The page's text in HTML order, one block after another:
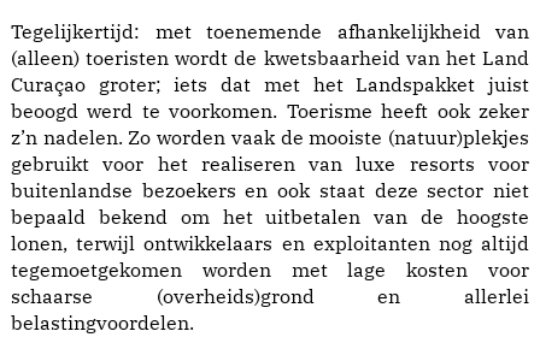
Tegelijkertijd: met toenemende afhankelijkheid van
(alleen) toeristen wordt de kwetsbaarheid van het Land
Curaçao groter; iets dat met het Landspakket juist
beoogd werd te voorkomen. Toerisme heeft ook zeker
z’n nadelen. Zo worden vaak de mooiste (natuur)plekjes
gebruikt voor het realiseren van luxe resorts voor
buitenlandse bezoekers en ook staat deze sector niet
bepaald bekend om het uitbetalen van de hoogste
lonen, terwijl ontwikkelaars en exploitanten nog altijd
tegemoetgekomen worden met lage kosten voor
schaarse (overheids)grond en allerlei
belastingvoordelen.